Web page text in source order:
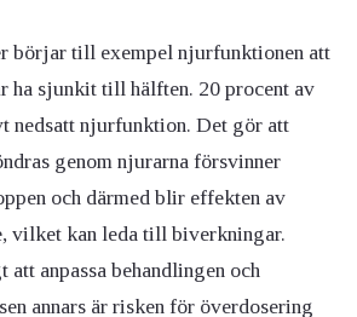
börjar till exempel njurfunktionen att
ha sjunkit till hälften. 20 procent av
nedsatt njurfunktion. Det gör att
genom njurarna försvinner
och därmed blir effekten av
vilket kan leda till biverkningar.
anpassa behandlingen och
annars är risken för överdosering